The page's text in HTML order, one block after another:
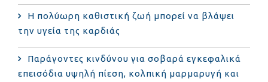
Η πολύωρη καθιστική ζωή μπορεί να βλάψει
την υγεία της καρδιάς
Παράγοντες κινδύνου για σοβαρά εγκεφαλικά
επεισόδια υψηλή πίεση, κολπική μαρμαρυγή και